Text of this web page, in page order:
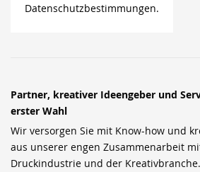
Datenschutzbestimmungen.
Partner, kreativer Ideengeber und
erster Wahl
Wir versorgen Sie mit Know-how und
aus unserer engen Zusammenarbeit
Druckindustrie und der